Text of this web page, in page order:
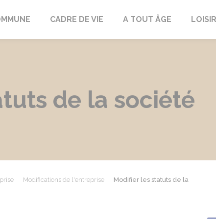
CADRE DE VIE A TOUT ÂGE
de la société
Modifications de l'entreprise
Modifier les statuts de la